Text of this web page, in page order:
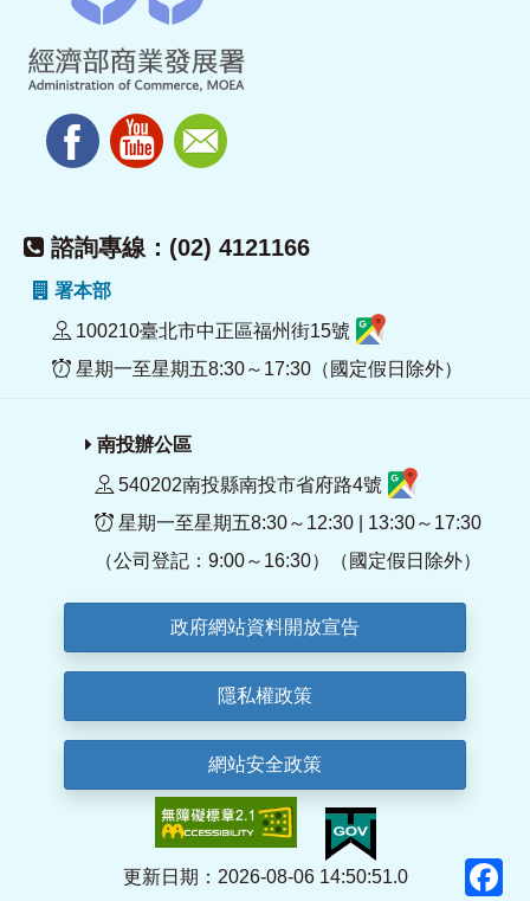
諮詢專線：(02) 4121166
署本部
100210臺北市中正區福州街15號
星期一至星期五8:30～17:30（國定假日除外）
南投辦公區
540202南投縣南投市省府路4號
星期一至星期五8:30～12:30 | 13:30～17:30
（公司登記：9:00～16:30）（國定假日除外）
政府網站資料開放宣告
隱私權政策
網站安全政策
更新日期：2026-08-06 14:50:51.0